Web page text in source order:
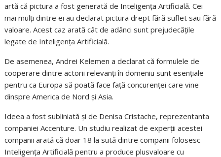
artă că pictura a fost generată de Inteligența Artificială. Cei
mai mulți dintre ei au declarat pictura drept fără suflet sau fără
valoare. Acest caz arată cât de adânci sunt prejudecățile
legate de Inteligența Artificială.
De asemenea, Andrei Kelemen a declarat că formulele de
cooperare dintre actorii relevanți în domeniu sunt esențiale
pentru ca Europa să poată face față concurenței care vine
dinspre America de Nord și Asia.
Ideea a fost subliniată și de Denisa Cristache, reprezentanta
companiei Accenture. Un studiu realizat de experții acestei
companii arată că doar 18 la sută dintre companii folosesc
Inteligența Artificială pentru a produce plusvaloare cu